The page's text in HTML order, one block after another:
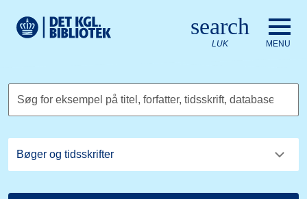
Det Kongelige Biblioteks logo. Gå til Det Kongelige
search
LUK MENU
Søg for eksempel på titel, forfatter, tidsskrift, database